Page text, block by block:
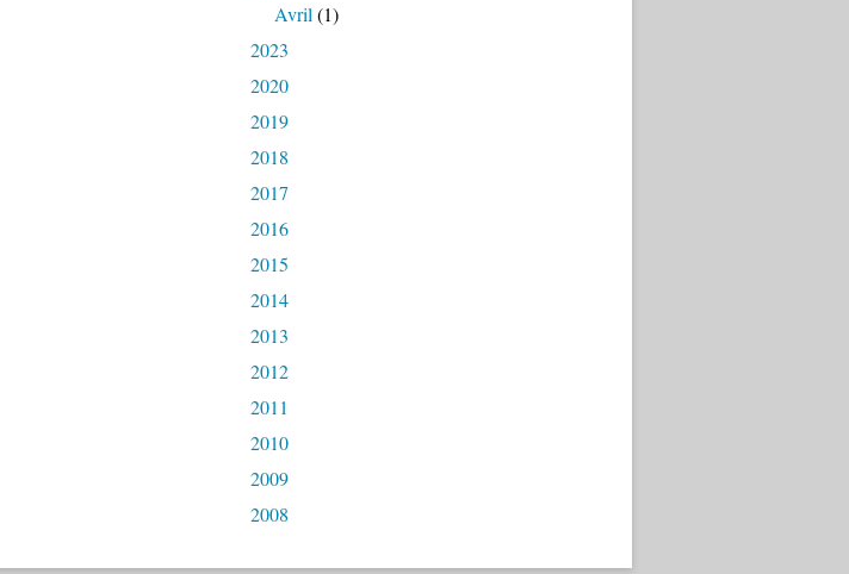
Avril (1)
2023
2020
2019
2018
2017
2016
2015
2014
2013
2012
2011
2010
2009
2008